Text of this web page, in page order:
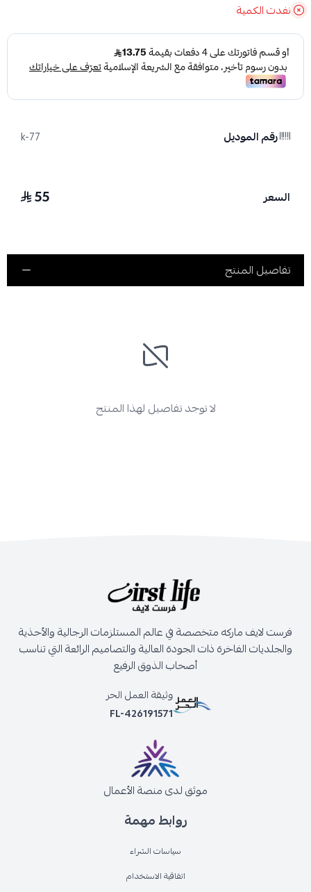
نفدت الكمية
رقم الموديل k-77
السعر 55
تفاصيل المنتج
لا توجد تفاصيل لهذا المنتج
روابط مهمة
سياسات الشراء
اتفاقية الاستخدام
فرست لايف ماركه متخصصة في عالم المستلزمات الرجالية والأحذية
والجلديات الفاخرة ذات الجودة العالية والتصاميم الرائعة التي تناسب
أصحاب الذوق الرفيع
وثيقة العمل الحر
FL-426191571
موثق لدى منصة الأعمال